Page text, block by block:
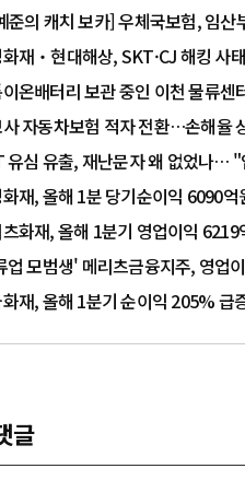
준의 캐치 보카] 우체국보험, 임
재‧현대해상, SKT·CJ 해킹 사
온배터리 보관 중인 이천 물류
자동차보험 적자 전환…손해율
유심 유출, 재난문자 왜 없었나…
재, 올해 1분 당기순이익 6090
화재, 올해 1분기 영업이익
업 모범생' 메리츠금융지주, 영업
재, 올해 1분기 순이익 205% 급
글